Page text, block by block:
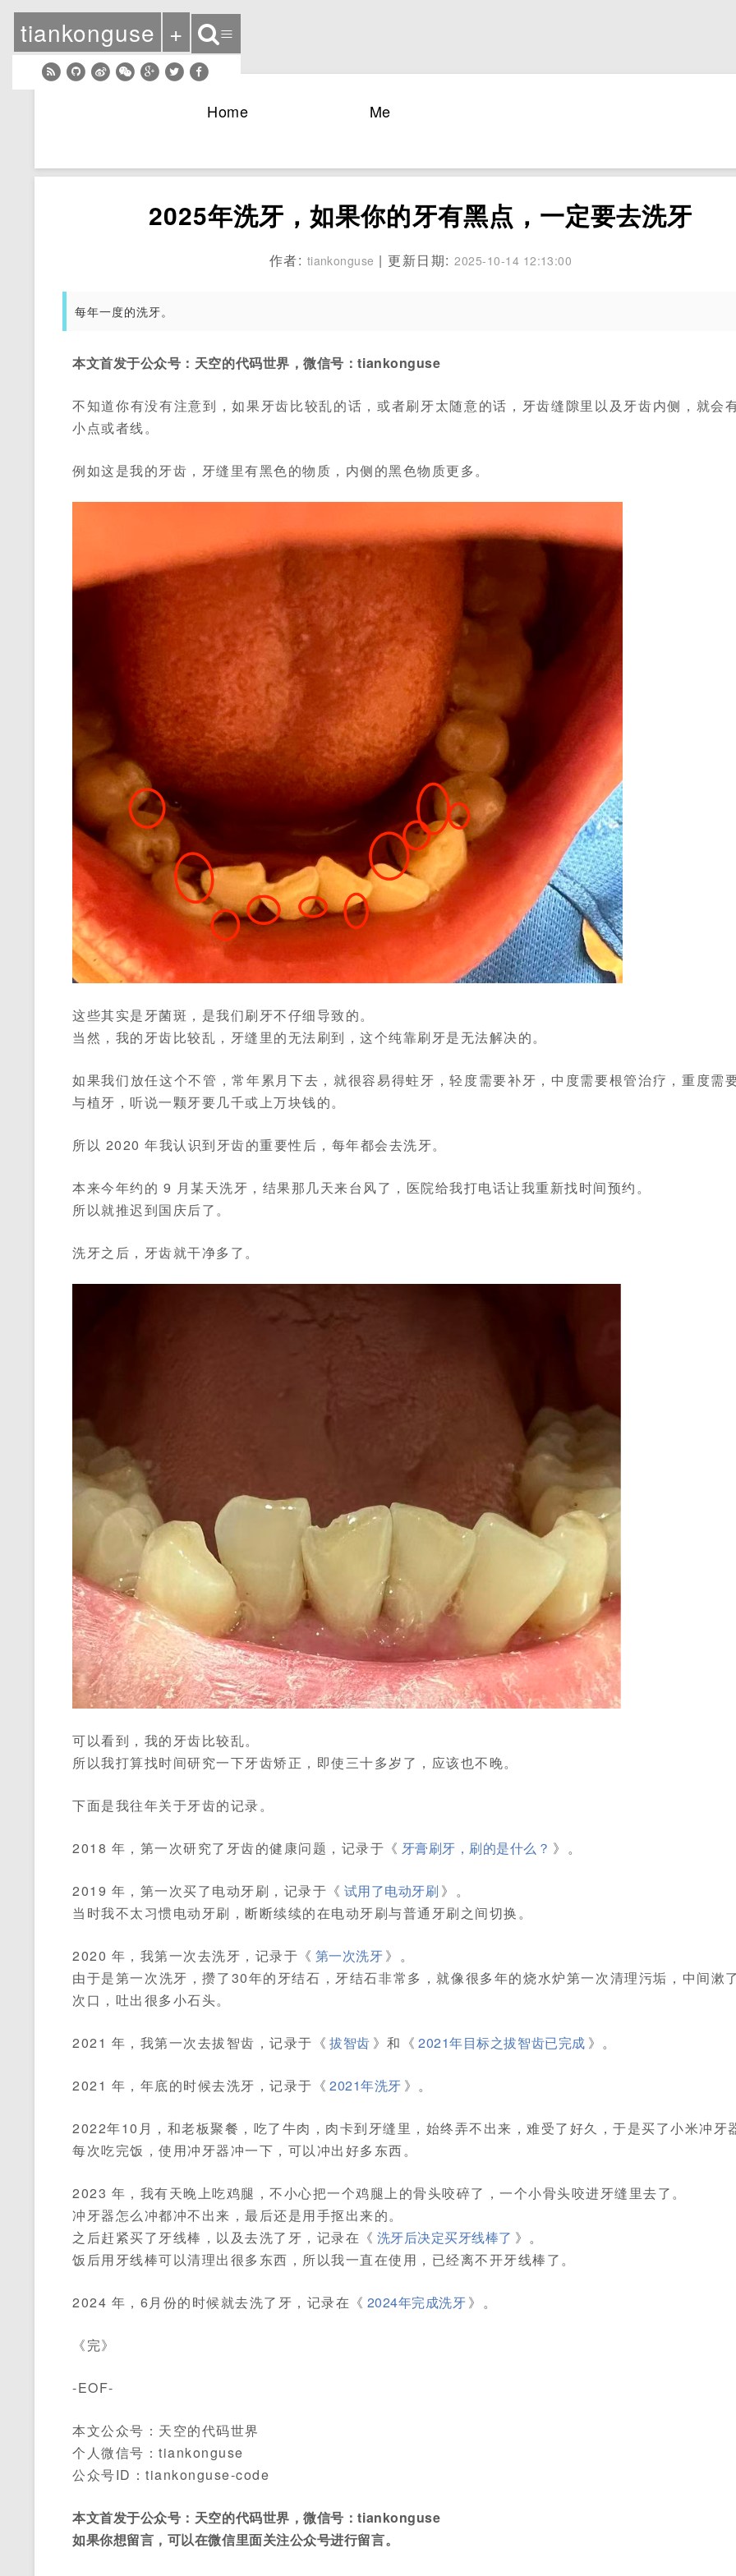
Home Me
2025年洗牙，如果你的牙有黑点，一定要去洗牙
作者: tiankonguse | 更新日期:2025-10-14 12:13:00
每年一度的洗牙。
本文首发于公众号：天空的代码世界，微信号：tiankonguse
不知道你有没有注意到，如果牙齿比较乱的话，或者刷牙太随意的话，牙齿缝隙里以及牙齿内侧，就会
小点或者线。
例如这是我的牙齿，牙缝里有黑色的物质，内侧的黑色物质更多。
这些其实是牙菌斑，是我们刷牙不仔细导致的。
当然，我的牙齿比较乱，牙缝里的无法刷到，这个纯靠刷牙是无法解决的。
如果我们放任这个不管，常年累月下去，就很容易得蛀牙，轻度需要补牙，中度需要根管治疗，重度需
与植牙，听说一颗牙要几千或上万块钱的。
所以 2020 年我认识到牙齿的重要性后，每年都会去洗牙。
本来今年约的 9 月某天洗牙，结果那几天来台风了，医院给我打电话让我重新找时间预约。
所以就推迟到国庆后了。
洗牙之后，牙齿就干净多了。
可以看到，我的牙齿比较乱。
所以我打算找时间研究一下牙齿矫正，即使三十多岁了，应该也不晚。
下面是我往年关于牙齿的记录。
2018 年，第一次研究了牙齿的健康问题，记录于《 牙膏刷牙，刷的是什么？ 》。
2019 年，第一次买了电动牙刷，记录于《 试用了电动牙刷 》。
当时我不太习惯电动牙刷，断断续续的在电动牙刷与普通牙刷之间切换。
2020 年，我第一次去洗牙，记录于《 第一次洗牙》。
由于是第一次洗牙，攒了30年的牙结石，牙结石非常多，就像很多年的烧水炉第一次清理污垢，中间漱
次口，吐出很多小石头。
2021 年，我第一次去拔智齿，记录于《 拔智齿 》和《 2021年目标之拔智齿已完成 》。
2021 年，年底的时候去洗牙，记录于《 2021年洗牙 》。
2022年10月，和老板聚餐，吃了牛肉，肉卡到牙缝里，始终弄不出来，难受了好久，于是买了小米冲牙
每次吃完饭，使用冲牙器冲一下，可以冲出好多东西。
2023 年，我有天晚上吃鸡腿，不小心把一个鸡腿上的骨头咬碎了，一个小骨头咬进牙缝里去了。
冲牙器怎么冲都冲不出来，最后还是用手抠出来的。
之后赶紧买了牙线棒，以及去洗了牙，记录在《 洗牙后决定买牙线棒了 》。
饭后用牙线棒可以清理出很多东西，所以我一直在使用，已经离不开牙线棒了。
2024 年，6月份的时候就去洗了牙，记录在《 2024年完成洗牙》。
《完》
-EOF-
本文公众号：天空的代码世界
个人微信号：tiankonguse
公众号ID：tiankonguse-code
本文首发于公众号：天空的代码世界，微信号：tiankonguse
如果你想留言，可以在微信里面关注公众号进行留言。
tiankonguse + ≡